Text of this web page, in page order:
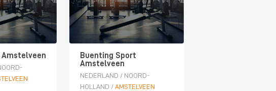
Amstelveen
Buenting Sport
Amstelveen
NEDERLAND / NOORD-
HOLLAND /AMSTELVEEN